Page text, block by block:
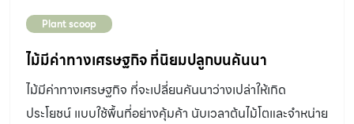
Plant scoop
ไม้มีค่าทางเศรษฐกิจ ที่นิยมปลูกบนคันนา
ไม้มีค่าทางเศรษฐกิจ ที่จะเปลี่ยนคันนาว่างเปล่าให้เกิด
ประโยชน์ แบบใช้พื้นที่อย่างคุ้มค้า นับเวลาต้นไม้โตและจำหน่าย